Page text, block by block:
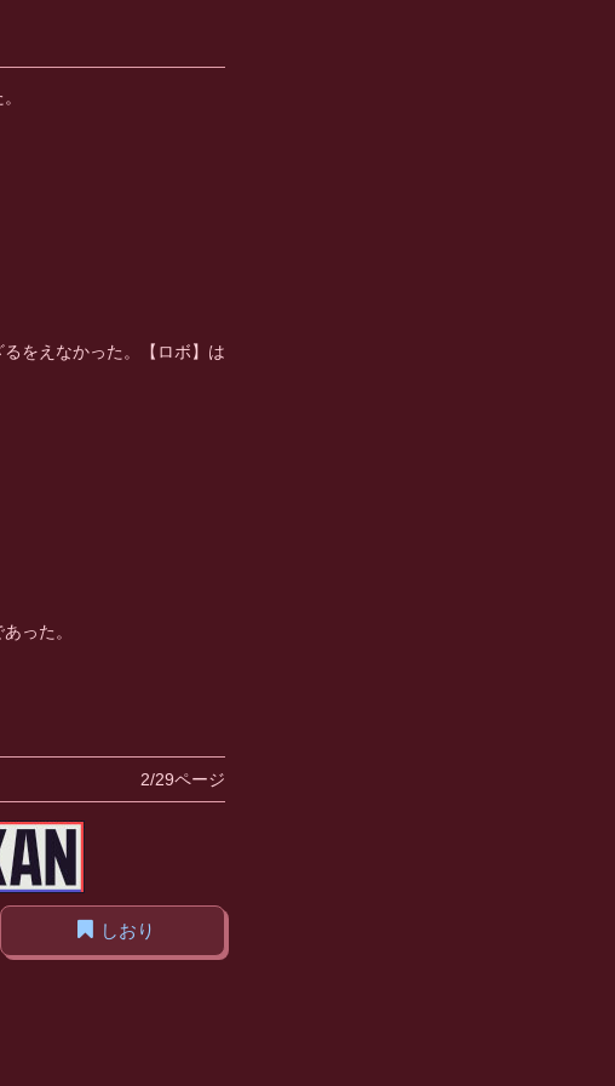
をえなかった。【ロボ】は
った。
2/29ページ
しおり